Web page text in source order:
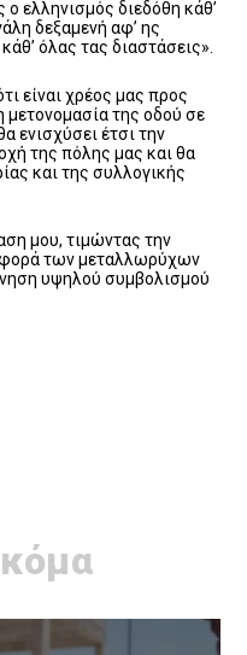
ελληνισμός διεδόθη κάθ’
δεξαμενή αφ’ ης
όλας τας διαστάσεις».
είναι χρέος μας προς
της οδού σε
ενισχύσει έτσι την
της πόλης μας και θα
και της συλλογικής
μου, τιμώντας την
των μεταλλωρύχων
υψηλού συμβολισμού